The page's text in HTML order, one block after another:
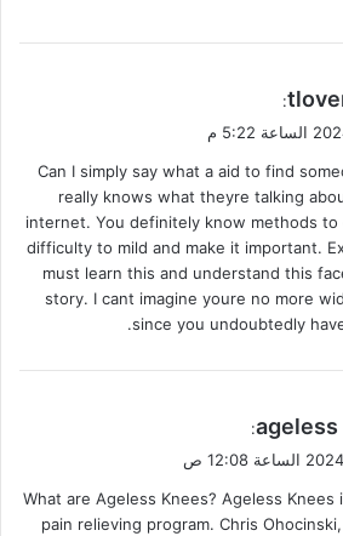
:
Can I simply say what a aid to find
really knows what theyre talking
internet. You definitely know methods to
difficulty to mild and make it important.
must learn this and understand this
story. I cant imagine youre no more
since you undoubtedly
ageless
:
What are Ageless Knees? Ageless Knees
pain relieving program. Chris